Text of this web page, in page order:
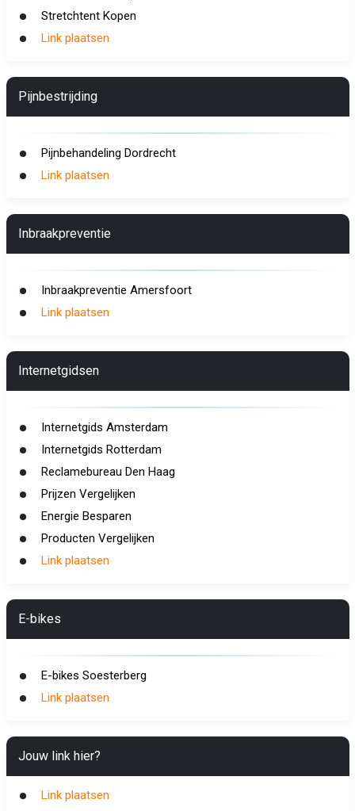
Stretchtent Kopen
Link plaatsen
Pijnbestrijding
Pijnbehandeling Dordrecht
Link plaatsen
Inbraakpreventie
Inbraakpreventie Amersfoort
Link plaatsen
Internetgidsen
Internetgids Amsterdam
Internetgids Rotterdam
Reclamebureau Den Haag
Prijzen Vergelijken
Energie Besparen
Producten Vergelijken
Link plaatsen
E-bikes
E-bikes Soesterberg
Link plaatsen
Jouw link hier?
Link plaatsen